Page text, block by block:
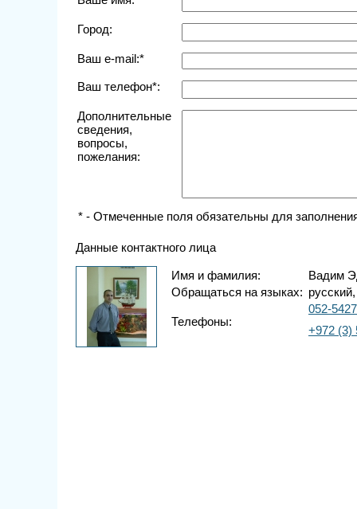
Город:
Ваш e-mail:*
Ваш телефон*:
Дополнительные
сведения,
вопросы,
пожелания:
* - Отмеченные поля обязательны для
Данные контактного лица
Имя и фамилия:
Вадим
Обращаться на языках:
Телефоны:
052-
+972 (3)